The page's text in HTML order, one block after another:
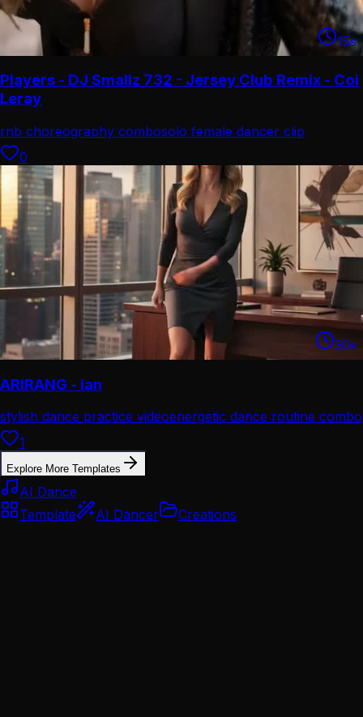
15s
Players - DJ Smallz 732 - Jersey Club Remix - Coi
Leray
rnb choreography combosolo female dancer clip
0
30s
ARIRANG - ian
stylish dance practice videoenergetic dance routine combo
1
Explore More Templates
AI Dance
Template
AI Dancer Creations